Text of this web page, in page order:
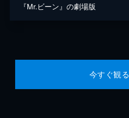
『Mr.ビーン』の劇場版
今すぐ観る